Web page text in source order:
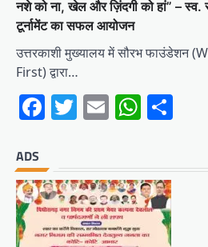
नशे को ना, खेल और ज़िंदगी को हां” – स्व.
टूर्नामेंट का सफल आयोजन
उत्तरकाशी मुख्यालय में सौरभ फाउंडेशन
First) द्वारा…
Facebook
Twitter
Email
ADS